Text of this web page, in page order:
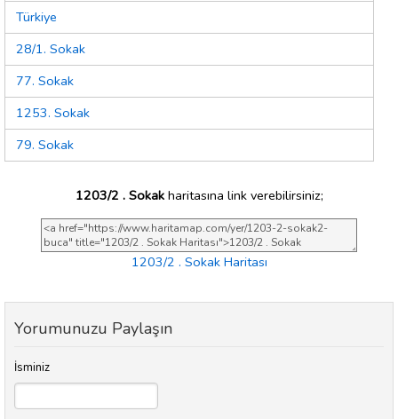
Türkiye
28/1. Sokak
77. Sokak
1253. Sokak
79. Sokak
1203/2 . Sokakharitasına link verebilirsiniz;
1203/2 . Sokak Haritası
Yorumunuzu Paylaşın
İsminiz